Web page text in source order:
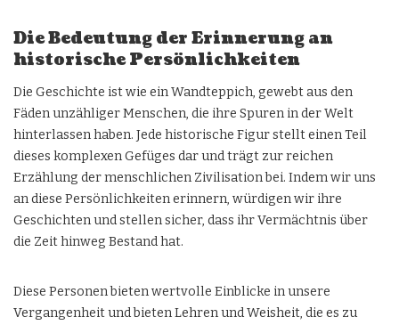
Die Bedeutung der Erinnerung an
historische Persönlichkeiten
Die Geschichte ist wie ein Wandteppich, gewebt aus den
Fäden unzähliger Menschen, die ihre Spuren in der Welt
hinterlassen haben. Jede historische Figur stellt einen Teil
dieses komplexen Gefüges dar und trägt zur reichen
Erzählung der menschlichen Zivilisation bei. Indem wir uns
an diese Persönlichkeiten erinnern, würdigen wir ihre
Geschichten und stellen sicher, dass ihr Vermächtnis über
die Zeit hinweg Bestand hat.
Diese Personen bieten wertvolle Einblicke in unsere
Vergangenheit und bieten Lehren und Weisheit, die es zu